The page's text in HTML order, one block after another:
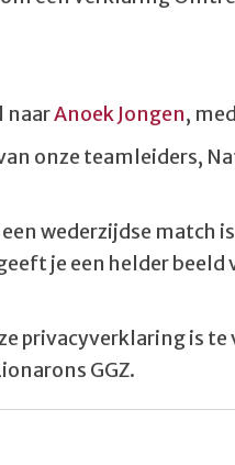
naarAnoek Jongen,
onze teamleiders,
wederzijdse match
je een helder beeld
privacyverklaring is te
GGZ.